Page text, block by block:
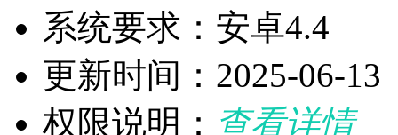
系统要求：安卓4.4
更新时间：2025-06-13
权限说明： 查看详情